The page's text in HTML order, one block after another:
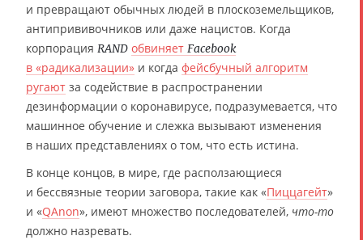
и превращают обычных людей в плоскоземельщиков,
антипрививочников или даже нацистов. Когда
корпорация RAND обвиняет Facebook
в «радикализации» и когда фейсбучный алгоритм
ругают за содействие в распространении
дезинформации о коронавирусе, подразумевается, что
машинное обучение и слежка вызывают изменения
в наших представлениях о том, что есть истина.
В конце концов, в мире, где расползающиеся
и бессвязные теории заговора, такие как «Пиццагейт»
и «QAnon», имеют множество последователей, что-то
должно назревать.